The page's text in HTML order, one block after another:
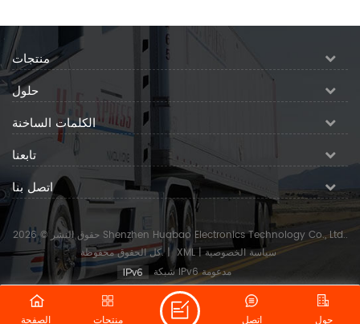
منتجات
حلول
الكلمات الساخنة
تابعنا
اتصل بنا
حقوق النشر © 2026 Shenzhen Huabao Electronics Technology Co., Ltd..
كل الحقوق محفوظة.| XML | سياسة الخصوصية
شبكة IPv6 مدعومة
الصفحة منتجات حول اتصل